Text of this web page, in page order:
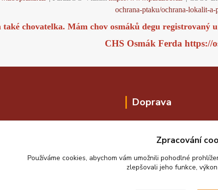
ochrana-ptaku/ochrana-lokalit-
také chovatelka. Mám chov osmáků degu registrovaný
CHS Osmák Ferda https://
Doprava
Zpracování
Používáme cookies, abychom vám umožnili pohodlné
zlepšovali jeho funkce,